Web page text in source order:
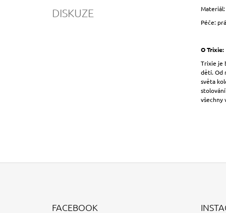
DISKUZE
Materiál:
Péče:
O Trixie:
Trixie je
dětí. Od
světa
všechny
FACEBOOK